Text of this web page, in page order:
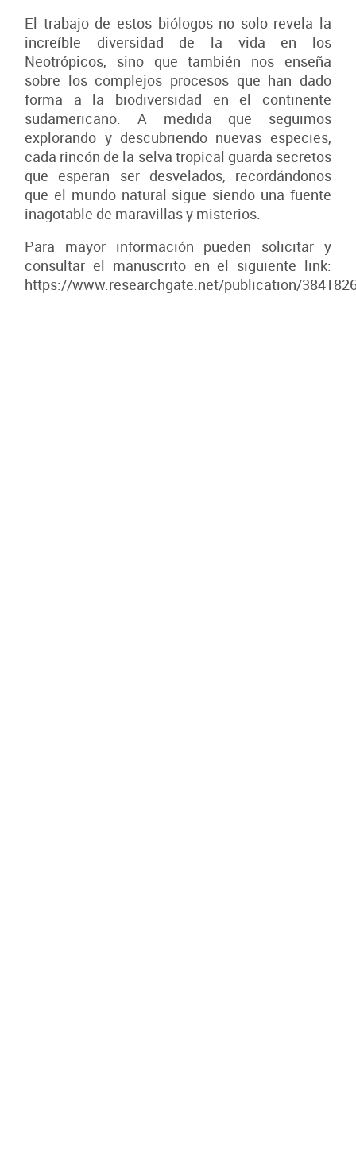
El trabajo de estos biólogos no solo revela la
increíble diversidad de la vida en los
Neotrópicos, sino que también nos enseña
sobre los complejos procesos que han dado
forma a la biodiversidad en el continente
sudamericano. A medida que seguimos
explorando y descubriendo nuevas especies,
cada rincón de la selva tropical guarda secretos
que esperan ser desvelados, recordándonos
que el mundo natural sigue siendo una fuente
inagotable de maravillas y misterios.
Para mayor información pueden solicitar y
consultar el manuscrito en el siguiente link:
https://www.researchgate.net/publication/